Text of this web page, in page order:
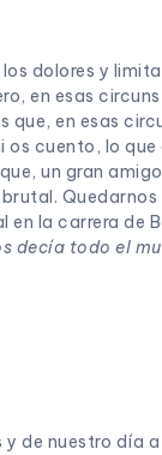
dolores y
en esas
que, en esas
cuento, lo que
un gran
en la carrera de
decía todo el
de nuestro día